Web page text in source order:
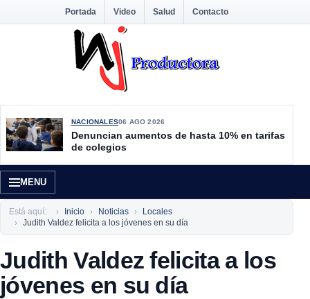
Portada Video Salud Contacto
NACIONALES06 AGO 2026
Denuncian aumentos de hasta 10% en tarifas
de colegios
MENU
Está aquí: Inicio Noticias
Locales
Judith Valdez felicita a los jóvenes en su día
Judith Valdez felicita a los
jóvenes en su día